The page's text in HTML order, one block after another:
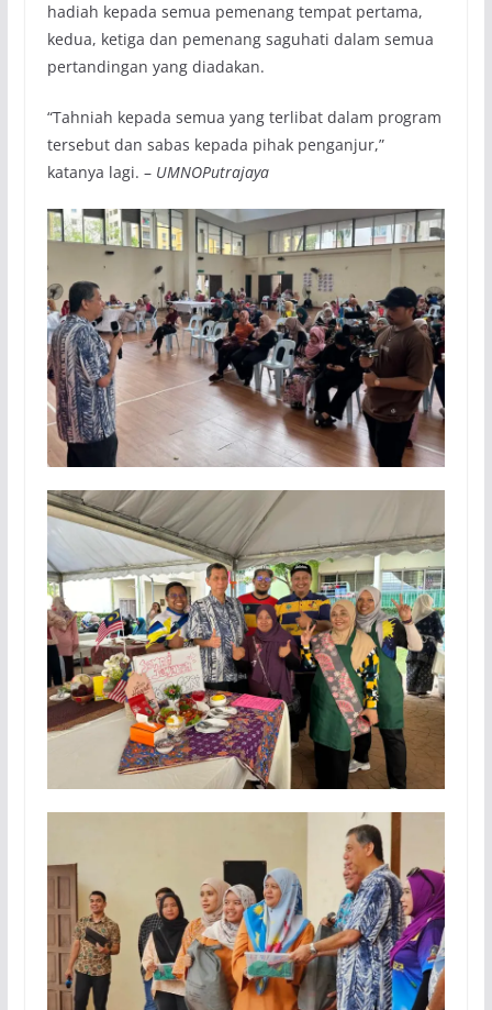
hadiah kepada semua pemenang tempat pertama,
kedua, ketiga dan pemenang saguhati dalam semua
pertandingan yang diadakan.
“Tahniah kepada semua yang terlibat dalam program
tersebut dan sabas kepada pihak penganjur,”
katanya lagi. – UMNOPutrajaya